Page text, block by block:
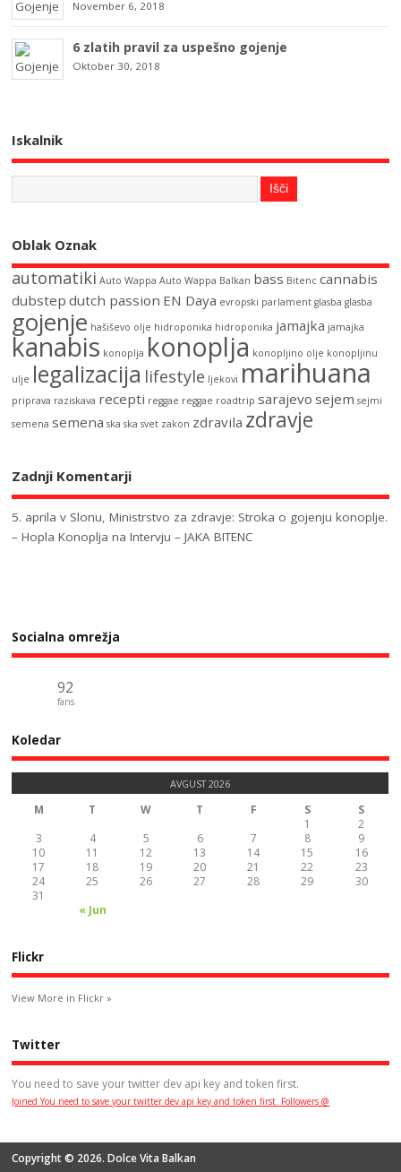
November 6, 2018
6 zlatih pravil za uspešno gojenje
Oktober 30, 2018
Iskalnik
Oblak Oznak
automatiki Auto Wappa Auto Wappa Balkan bass Bitenc cannabis
dubstep dutch passion EN Daya evropski parlament glasba glasba
gojenje hašiševo olje hidroponika hidroponika jamajka jamajka
kanabis konoplja konoplja konopljino olje konopljinu
ulje legalizacija lifestyle ljekovi marihuana
priprava raziskava recepti reggae reggae roadtrip sarajevo sejem sejmi
semena semena ska ska svet zakon zdravila zdravje
Zadnji Komentarji
5. aprila v Slonu, Ministrstvo za zdravje: Stroka o gojenju konoplje.
– Hopla Konoplja naIntervju – JAKA BITENC
Socialna omrežja
92
fans
Koledar
AVGUST 2026
M T W T F S S
« Jun
1
2
3
4 5 6 7 8
9
10
11 12 13 14 15
16
17
18 19 20 21 22
23
24
25 26 27 28 29
30
31
Flickr
View More in Flickr »
Twitter
You need to save your twitter dev api key and token first.
Joined You need to save your twitter dev api key and token first. Followers @
Copyright © 2026. Dolce Vita Balkan